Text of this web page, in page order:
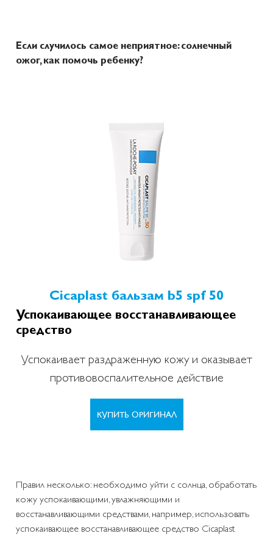
Если случилось самое неприятное: солнечный
ожог, как помочь ребенку?
Cicaplast бальзам b5 spf 50
Успокаивающее восстанавливающее
средство
Успокаивает раздраженную кожу и оказывает
противовоспалительное действие
КУПИТЬ ОРИГИНАЛ
Правил несколько: необходимо уйти с солнца, обработать
кожу успокаивающими, увлажняющими и
восстанавливающими средствами, например, использовать
успокаивающее восстанавливающее средство Cicaplast